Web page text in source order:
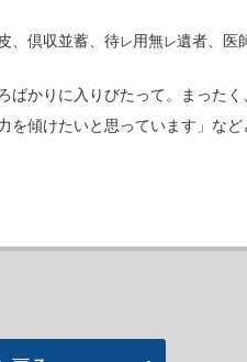
、倶収並蓄、待レ 用無レ遺者、医
ばかりに入りびたって。まった
を傾けたいと思っています」な